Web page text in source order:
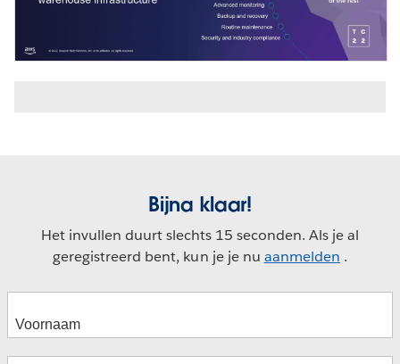
Bijna klaar!
Het invullen duurt slechts 15 seconden. Als je al
geregistreerd bent, kun je je nu aanmelden .